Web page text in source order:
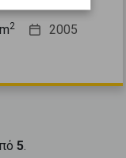
m2 2005
5.